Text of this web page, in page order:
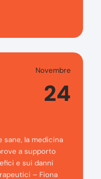
Novembre
24
sane, la medicina
a supporto
e sui danni
– Fiona